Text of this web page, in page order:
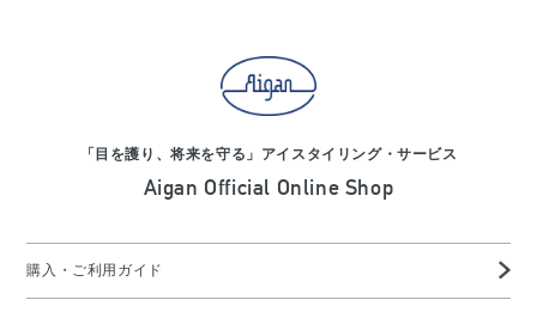
「目を護り、将来を守る」アイスタイリング・サービス
Aigan Official Online Shop
購入・ご利用ガイド